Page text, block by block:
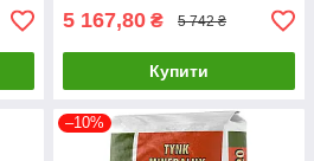
5 167,80 ₴ 5 742 ₴
Купити
–10%